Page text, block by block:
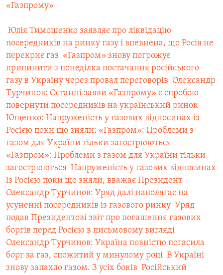
«Газпрому»
 Юлія Тимошенко заявляє про ліквідацію
посередників на ринку газу і впевнена, що Росія не
перекриє газ  «Газпром» знову погрожує
припинити з понеділка постачання російського
газу в Україну через провал переговорів  Олександр
Турчинов: Останні заяви «Газпрому» є спробою
повернути посередників на український ринок
Ющенко: Напруженість у газових відносинах із
Росією поки що зняли; «Газпром»: Проблеми з
газом для України тільки загострюються
«Газпром»: Проблеми з газом для України тільки
загострюються  Напруженість у газових відносинах
із Росією поки що зняли, вважає Президент
Олександр Турчинов: Уряд далі наполягає на
усуненні посередників із газового ринку  Уряд
подав Президентові звіт про погашення газових
боргів перед Росією в письмовому вигляді
Олександр Турчинов: Україна повністю погасила
борг за газ, спожитий у минулому році  В Україні
знову запахло газом. З усіх боків  Російський